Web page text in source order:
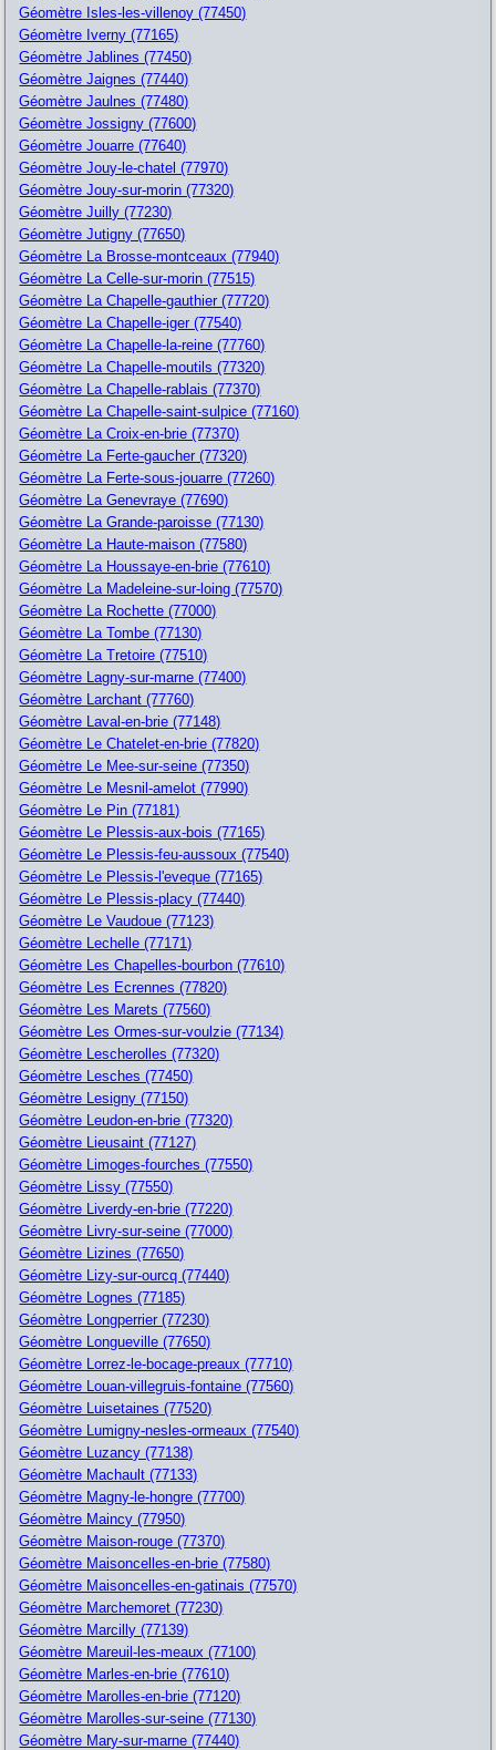
Géomètre Isles-les-villenoy (77450)
Géomètre Iverny (77165)
Géomètre Jablines (77450)
Géomètre Jaignes (77440)
Géomètre Jaulnes (77480)
Géomètre Jossigny (77600)
Géomètre Jouarre (77640)
Géomètre Jouy-le-chatel (77970)
Géomètre Jouy-sur-morin (77320)
Géomètre Juilly (77230)
Géomètre Jutigny (77650)
Géomètre La Brosse-montceaux (77940)
Géomètre La Celle-sur-morin (77515)
Géomètre La Chapelle-gauthier (77720)
Géomètre La Chapelle-iger (77540)
Géomètre La Chapelle-la-reine (77760)
Géomètre La Chapelle-moutils (77320)
Géomètre La Chapelle-rablais (77370)
Géomètre La Chapelle-saint-sulpice (77160)
Géomètre La Croix-en-brie (77370)
Géomètre La Ferte-gaucher (77320)
Géomètre La Ferte-sous-jouarre (77260)
Géomètre La Genevraye (77690)
Géomètre La Grande-paroisse (77130)
Géomètre La Haute-maison (77580)
Géomètre La Houssaye-en-brie (77610)
Géomètre La Madeleine-sur-loing (77570)
Géomètre La Rochette (77000)
Géomètre La Tombe (77130)
Géomètre La Tretoire (77510)
Géomètre Lagny-sur-marne (77400)
Géomètre Larchant (77760)
Géomètre Laval-en-brie (77148)
Géomètre Le Chatelet-en-brie (77820)
Géomètre Le Mee-sur-seine (77350)
Géomètre Le Mesnil-amelot (77990)
Géomètre Le Pin (77181)
Géomètre Le Plessis-aux-bois (77165)
Géomètre Le Plessis-feu-aussoux (77540)
Géomètre Le Plessis-l'eveque (77165)
Géomètre Le Plessis-placy (77440)
Géomètre Le Vaudoue (77123)
Géomètre Lechelle (77171)
Géomètre Les Chapelles-bourbon (77610)
Géomètre Les Ecrennes (77820)
Géomètre Les Marets (77560)
Géomètre Les Ormes-sur-voulzie (77134)
Géomètre Lescherolles (77320)
Géomètre Lesches (77450)
Géomètre Lesigny (77150)
Géomètre Leudon-en-brie (77320)
Géomètre Lieusaint (77127)
Géomètre Limoges-fourches (77550)
Géomètre Lissy (77550)
Géomètre Liverdy-en-brie (77220)
Géomètre Livry-sur-seine (77000)
Géomètre Lizines (77650)
Géomètre Lizy-sur-ourcq (77440)
Géomètre Lognes (77185)
Géomètre Longperrier (77230)
Géomètre Longueville (77650)
Géomètre Lorrez-le-bocage-preaux (77710)
Géomètre Louan-villegruis-fontaine (77560)
Géomètre Luisetaines (77520)
Géomètre Lumigny-nesles-ormeaux (77540)
Géomètre Luzancy (77138)
Géomètre Machault (77133)
Géomètre Magny-le-hongre (77700)
Géomètre Maincy (77950)
Géomètre Maison-rouge (77370)
Géomètre Maisoncelles-en-brie (77580)
Géomètre Maisoncelles-en-gatinais (77570)
Géomètre Marchemoret (77230)
Géomètre Marcilly (77139)
Géomètre Mareuil-les-meaux (77100)
Géomètre Marles-en-brie (77610)
Géomètre Marolles-en-brie (77120)
Géomètre Marolles-sur-seine (77130)
Géomètre Mary-sur-marne (77440)